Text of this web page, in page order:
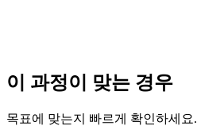
이 과정이 맞는 경우
목표에 맞는지 빠르게 확인하세요.